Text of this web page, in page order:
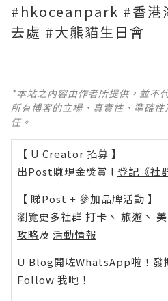
#hkoceanpark #香港
去處 #大熊貓生日會
*本站之內容由作者所提供，並不
所有博客的立場、真實性、準確
任。
【 U Creator 招募 】
出Post賺現金獎賞 l 登記《社
【 睇Post + 參加品牌活動 】
瀏覽更多社群 打卡 丶 旅遊 丶
攻略及 活動情報
U Blog開咗WhatsApp啦！發
Follow 我哋 ！